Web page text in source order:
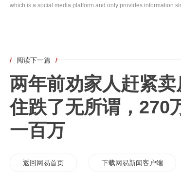
which is a social media platform and only provides information
/ 阅读下一篇 /
两年前劝家人赶紧
住跌了无所谓，270
一百万
返回网易首页 下载网易新闻客户端